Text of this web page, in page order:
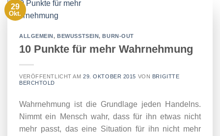
29
Okt.
ALLGEMEIN, BEWUSSTSEIN, BURN-OUT
10 Punkte für mehr Wahrnehmung
VERÖFFENTLICHT AM29. OKTOBER 2015 VON BRIGITTE
BERCHTOLD
Wahrnehmung ist die Grundlage jeden Handelns.
Nimmt ein Mensch wahr, dass für ihn etwas nicht
mehr passt, das eine Situation für ihn nicht mehr